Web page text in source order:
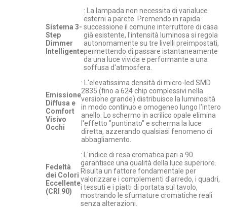
Sistema 3-
Step
Dimmer
Intelligente
: La lampada non necessita di varialuce
esterni a parete. Premendo in rapida
successione il comune interruttore di casa
già esistente, l'intensità luminosa si regola
autonomamente su tre livelli preimpostati,
permettendo di passare istantaneamente
da una luce vivida e performante a una
soffusa d'atmosfera.
Emissione
Diffusa e
Comfort
Visivo
Occhi
: L'elevatissima densità di micro-led SMD
2835 (fino a 624 chip complessivi nella
versione grande) distribuisce la luminosità
in modo continuo e omogeneo lungo l'intero
anello. Lo schermo in acrilico opale elimina
l'effetto "puntinato" e scherma la luce
diretta, azzerando qualsiasi fenomeno di
abbagliamento.
Fedeltà
dei Colori
Eccellente
(CRI 90)
: L'indice di resa cromatica pari a 90
garantisce una qualità della luce superiore.
Risulta un fattore fondamentale per
valorizzare i complementi d'arredo, i quadri,
i tessuti e i piatti di portata sul tavolo,
mostrando le sfumature cromatiche reali
senza alterazioni.